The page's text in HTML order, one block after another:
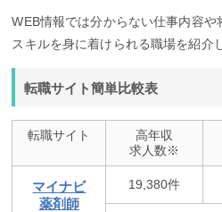
WEB情報では分からない仕事内容
スキルを身に着けられる職場を紹介
転職サイト簡単比較表
転職サイト
高年収
求人数※
マイナビ
薬剤師
19,380件